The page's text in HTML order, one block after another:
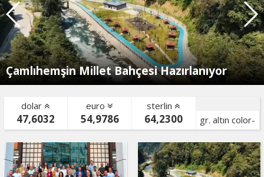
Çamlıhemşin Millet Bahçesi Hazırlanıyor
dolar
47,6032
euro
54,9786
sterlin
64,2300
gr. altın color-
bist color-